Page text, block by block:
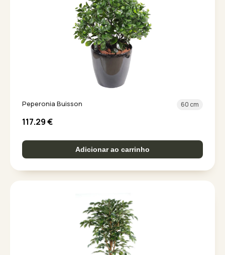
Peperonia Buisson 60 cm
117.29€
Adicionar ao carrinho